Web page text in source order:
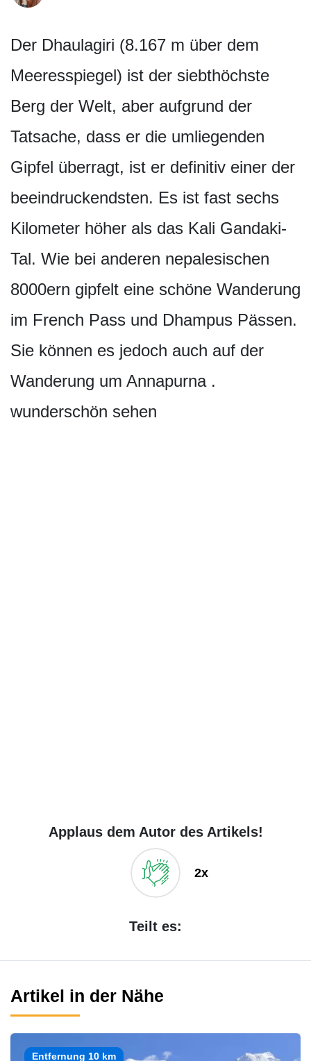
Der Dhaulagiri (8.167 m über dem
Meeresspiegel) ist der siebthöchste
Berg der Welt, aber aufgrund der
Tatsache, dass er die umliegenden
Gipfel überragt, ist er definitiv einer der
beeindruckendsten. Es ist fast sechs
Kilometer höher als das Kali Gandaki-
Tal. Wie bei anderen nepalesischen
8000ern gipfelt eine schöne Wanderung
im French Pass und Dhampus Pässen.
Sie können es jedoch auch auf der
Wanderung um Annapurna .
wunderschön sehen
Applaus dem Autor des Artikels!
2x
Teilt es:
Artikel in der Nähe
Entfernung 10 km